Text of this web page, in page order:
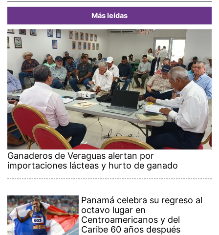
Más leídas
Ganaderos de Veraguas alertan por
importaciones lácteas y hurto de ganado
Panamá celebra su regreso al
octavo lugar en
Centroamericanos y del
Caribe 60 años después